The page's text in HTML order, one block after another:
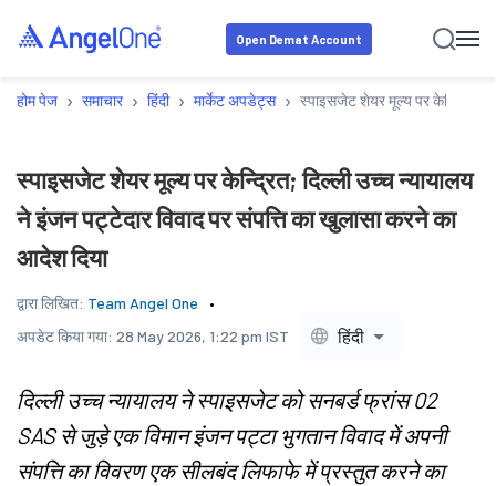
Open Demat Account
होम पेज › समाचार › हिंदी › मार्केट अपडेट्स › स्पाइसजेट शेयर मूल्य पर केन्द्रित;
स्पाइसजेट शेयर मूल्य पर केन्द्रित; दिल्ली उच्च न्यायालय
ने इंजन पट्टेदार विवाद पर संपत्ति का खुलासा करने का
आदेश दिया
द्वारा लिखित: Team Angel One
अपडेट किया गया: 28 May 2026, 1:22 pm IST हिंदी
दिल्ली उच्च न्यायालय ने स्पाइसजेट को सनबर्ड फ्रांस 02
SAS से जुड़े एक विमान इंजन पट्टा भुगतान विवाद में अपनी
संपत्ति का विवरण एक सीलबंद लिफाफे में प्रस्तुत करने का